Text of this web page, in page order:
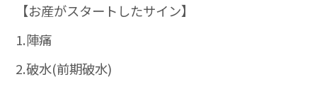
【お産がスタートしたサイン】
1.陣痛
2.破水(前期破水)